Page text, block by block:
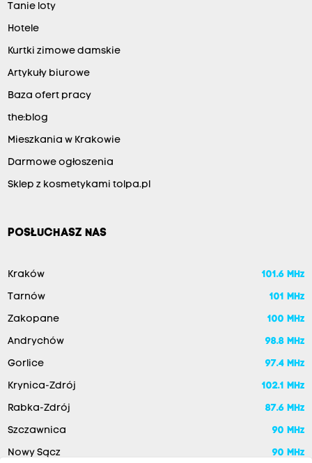
Tanie loty
Hotele
Kurtki zimowe damskie
Artykuły biurowe
Baza ofert pracy
the:blog
Mieszkania w Krakowie
Darmowe ogłoszenia
Sklep z kosmetykami tolpa.pl
POSŁUCHASZ NAS
Kraków 101.6 MHz
Tarnów 101 MHz
Zakopane 100 MHz
Andrychów 98.8 MHz
Gorlice 97.4 MHz
Krynica-Zdrój 102.1 MHz
Rabka-Zdrój 87.6 MHz
Szczawnica 90 MHz
Nowy Sącz 90 MHz